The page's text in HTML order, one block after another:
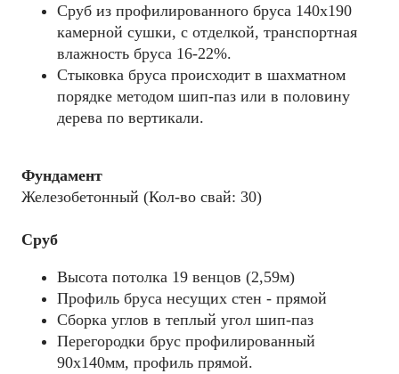
Сруб из профилированного бруса 140x190
камерной сушки, с отделкой, транспортная
влажность бруса 16-22%.
Стыковка бруса происходит в шахматном
порядке методом шип-паз или в половину
дерева по вертикали.
Фундамент
Железобетонный (Кол-во свай: 30)
Сруб
Высота потолка 19 венцов (2,59м)
Профиль бруса несущих стен - прямой
Сборка углов в теплый угол шип-паз
Перегородки брус профилированный
90х140мм, профиль прямой.